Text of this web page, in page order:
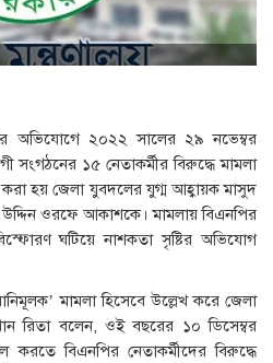
অভিযোগে ২০২২ সালের ২৯ নভেম্বর
সংগঠনের ১৫ নেতাকর্মীর বিরুদ্ধে মামলা
হয় জেলা যুবদলের যুগ্ম আহ্বায়ক মাসুদ
ওরফে আকাশকে। মামলায় বিএনপির
ঘটিয়ে নাশকতা সৃষ্টির অভিযোগ
মামলা হিসেবে উল্লেখ করে জেলা
রিতা বলেন, ওই বছরের ১০ ডিসেম্বর
করতে বিএনপির নেতাকর্মীদের বিরুদ্ধে